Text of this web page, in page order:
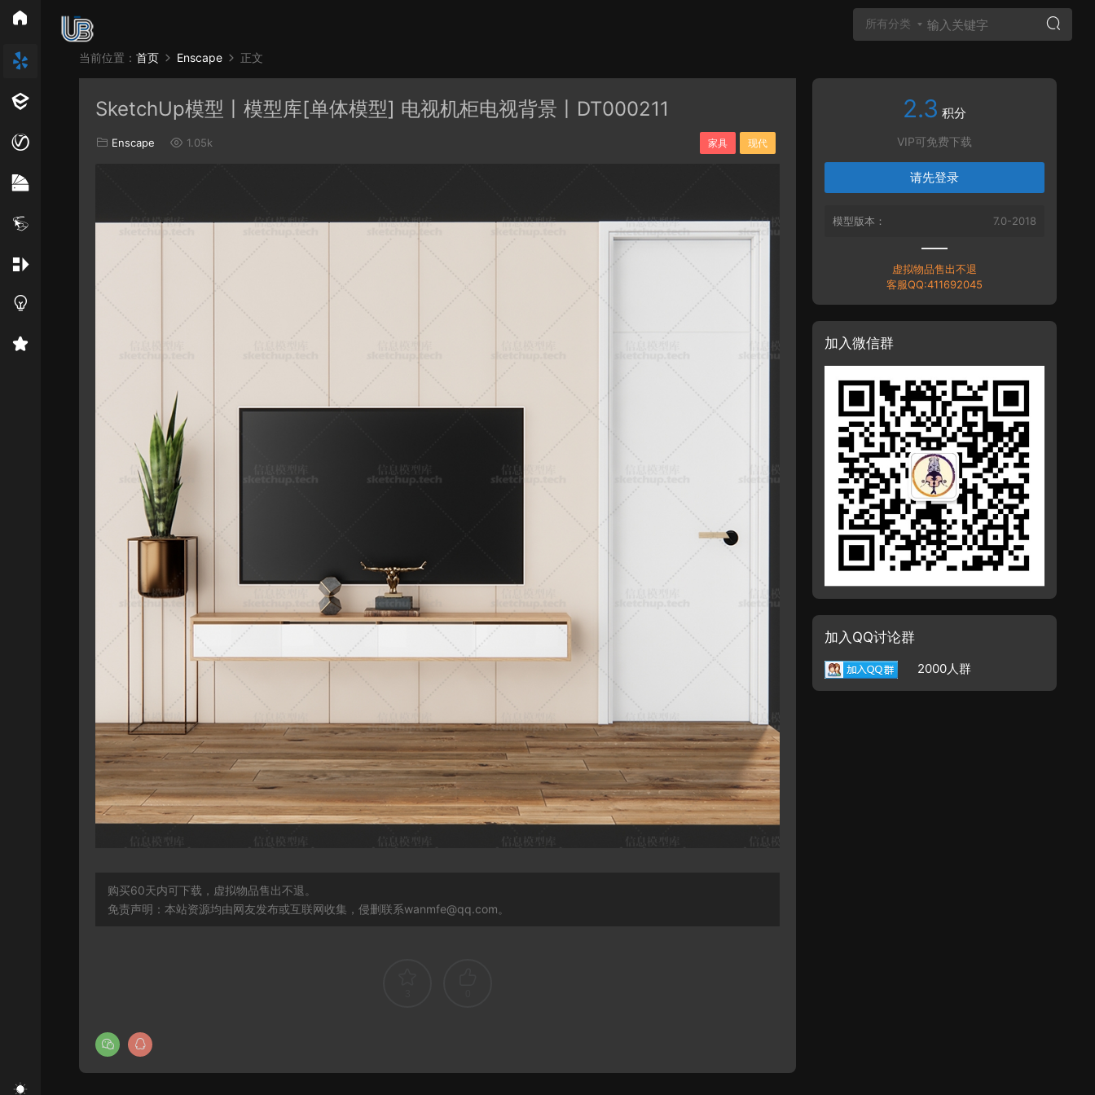
所有分类
Vray Enscape PB3构件 构件 轮廓 免费模型 En精选集
当前位置： 首页 Enscape 正文
SketchUp模型丨模型库[单体模型] 电视机柜电视背景丨DT000211
Enscape 1.05k 家具 现代
购买60天内可下载，虚拟物品售出不退。
免责声明：本站资源均由网友发布或互联网收集，侵删联系wanmfe@qq.com。
2.3 积分
VIP可免费下载
请先登录
模型版本： 7.0-2018
虚拟物品售出不退
客服QQ:411692045
加入微信群
加入QQ讨论群
2000人群